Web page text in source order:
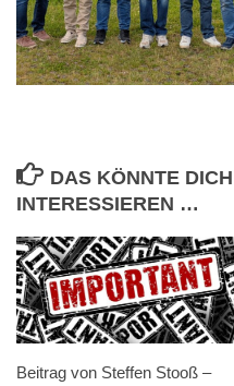
DAS KÖNNTE
INTERESSIEREN …
Beitrag von Steffen Stooß –